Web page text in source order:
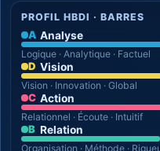
PROFIL HBDI · BARRES
A Analyse
Logique · Analytique · Factuel
D Vision
Vision · Innovation · Global
C Action
Relationnel · Écoute · Intuitif
B Relation
Organisation · Méthode ·